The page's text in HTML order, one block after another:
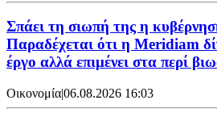
Σπάει τη σιωπή της η
Παραδέχεται ότι η Meridiam
έργο αλλά επιμένει στα περί
Οικονομία|06.08.2026 16:03